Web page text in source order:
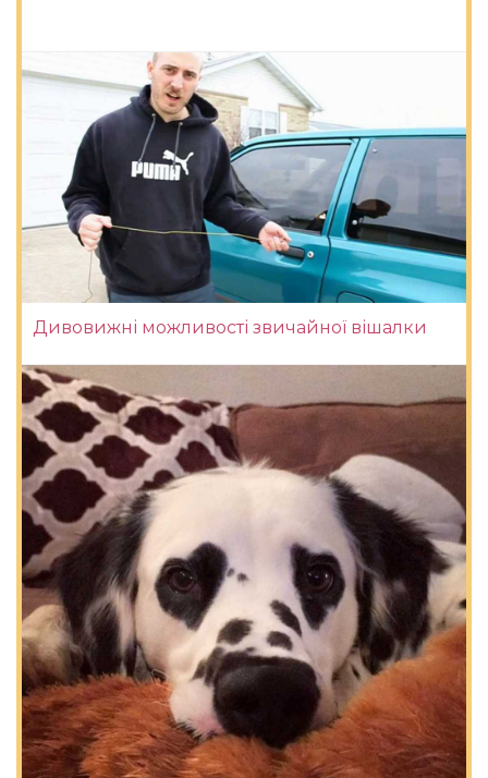
Дивовижні можливості звичайної вішалки